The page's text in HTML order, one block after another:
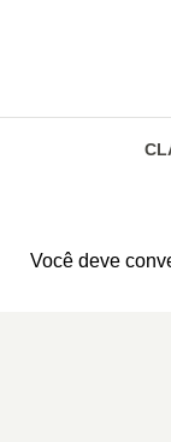
Você deve